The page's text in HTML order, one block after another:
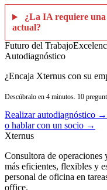
¿La IA requiere
actual?
Futuro del Trabajo
Autodiagnóstico
¿Encaja Xternus con su
Descúbralo en 4 minutos. 10
Realizar autodiagnóstico →
o hablar con un socio →
Xternus
Consultora de operaciones
más eficientes, flexibles y
personal de oficina en
office.